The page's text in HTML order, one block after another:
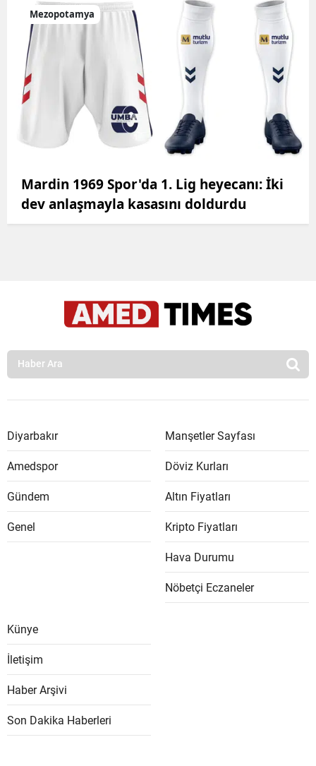
Mezopotamya
Mardin 1969 Spor'da 1. Lig heyecanı: İki
dev anlaşmayla kasasını doldurdu
Diyarbakır
Amedspor
Gündem
Genel
Manşetler Sayfası
Döviz Kurları
Altın Fiyatları
Kripto Fiyatları
Hava Durumu
Nöbetçi Eczaneler
Künye
İletişim
Haber Arşivi
Son Dakika Haberleri